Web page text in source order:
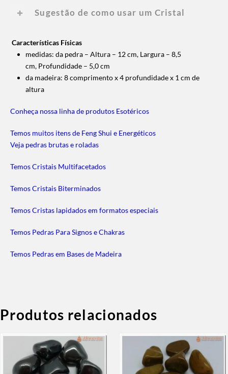
Sugestão de como usar um Cristal
Características Físicas
medidas: da pedra – Altura – 12 cm, Largura – 8,5
cm, Profundidade – 5,0 cm
da madeira: 8 comprimento x 4 profundidade x 1 cm de
altura
Conheça nossa linha de produtos Esotéricos
Temos muitos itens de Feng Shui e Energéticos
Veja pedras brutas e roladas
Temos Cristais Multifacetados
Temos Cristais Biterminados
Temos Cristas lapidados em formatos especiais
Temos Pedras Para Signos e Chakras
Temos Pedras em Bases de Madeira
Produtos relacionados